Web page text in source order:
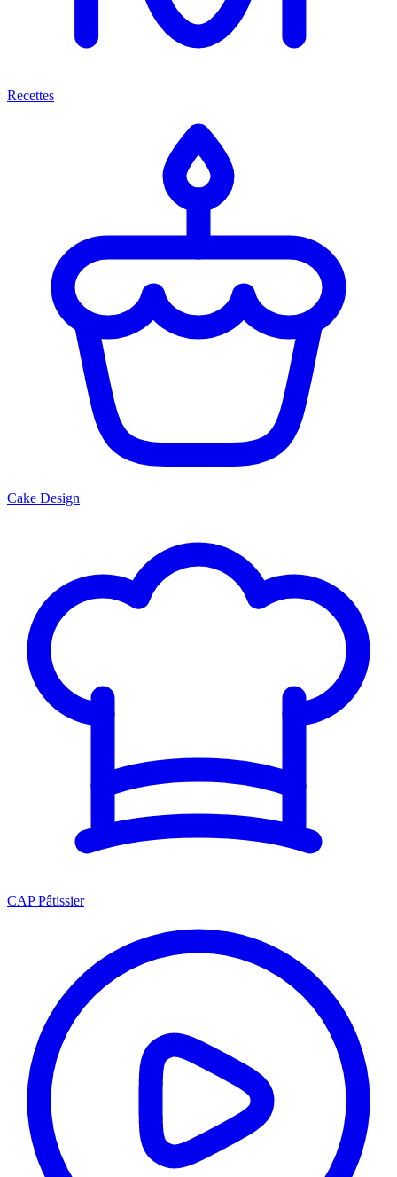
Recettes
Cake Design
CAP Pâtissier